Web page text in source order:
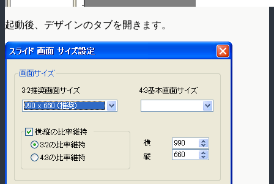
起動後、デザインのタブを開きます。